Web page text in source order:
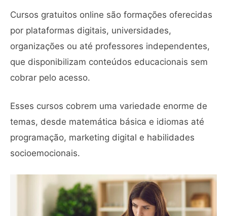
Cursos gratuitos online são formações oferecidas
por plataformas digitais, universidades,
organizações ou até professores independentes,
que disponibilizam conteúdos educacionais sem
cobrar pelo acesso.
Esses cursos cobrem uma variedade enorme de
temas, desde matemática básica e idiomas até
programação, marketing digital e habilidades
socioemocionais.